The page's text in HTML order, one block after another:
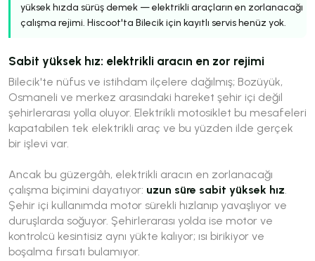
yüksek hızda sürüş demek — elektrikli araçların en zorlanacağı
çalışma rejimi. Hiscoot'ta Bilecik için kayıtlı servis henüz yok.
Sabit yüksek hız: elektrikli aracın en zor rejimi
Bilecik'te nüfus ve istihdam ilçelere dağılmış; Bozüyük,
Osmaneli ve merkez arasındaki hareket şehir içi değil
şehirlerarası yolla oluyor. Elektrikli motosiklet bu mesafeleri
kapatabilen tek elektrikli araç ve bu yüzden ilde gerçek
bir işlevi var.
Ancak bu güzergâh, elektrikli aracın en zorlanacağı
çalışma biçimini dayatıyor: uzun süre sabit yüksek hız
Şehir içi kullanımda motor sürekli hızlanıp yavaşlıyor ve
duruşlarda soğuyor. Şehirlerarası yolda ise motor ve
kontrolcü kesintisiz aynı yükte kalıyor; ısı birikiyor ve
boşalma fırsatı bulamıyor.